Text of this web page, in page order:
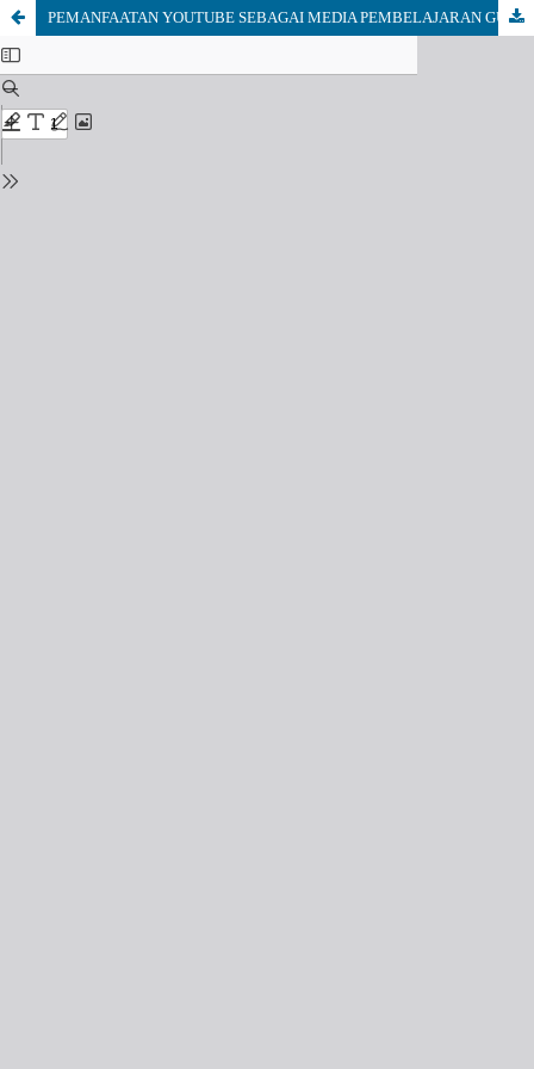
PEMANFAATAN YOUTUBE SEBAGAI MEDIA PEMBELAJARAN GUNA MENINGKATKAN MOTIVASI BELAJAR SISWA KELAS 5 MI